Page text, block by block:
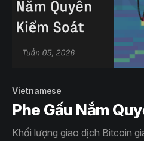
Vietnamese
Phe Gấu Nắm
Khối lượng giao dịch Bitcoin